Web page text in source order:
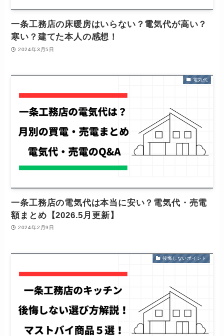
一条工務店の床暖房はいらない？電気代が高い？
寒い？建てた本人の感想！
2024年3月5日
電気代
一条工務店の電気代は本当に安い？電気代・売電
額まとめ【2026.5月更新】
2024年2月9日
後悔しないポイント